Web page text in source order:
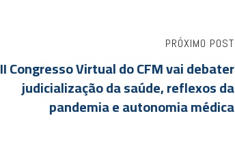
PRÓXIMO POST
II Congresso Virtual do CFM vai debater
judicialização da saúde, reflexos da
pandemia e autonomia médica